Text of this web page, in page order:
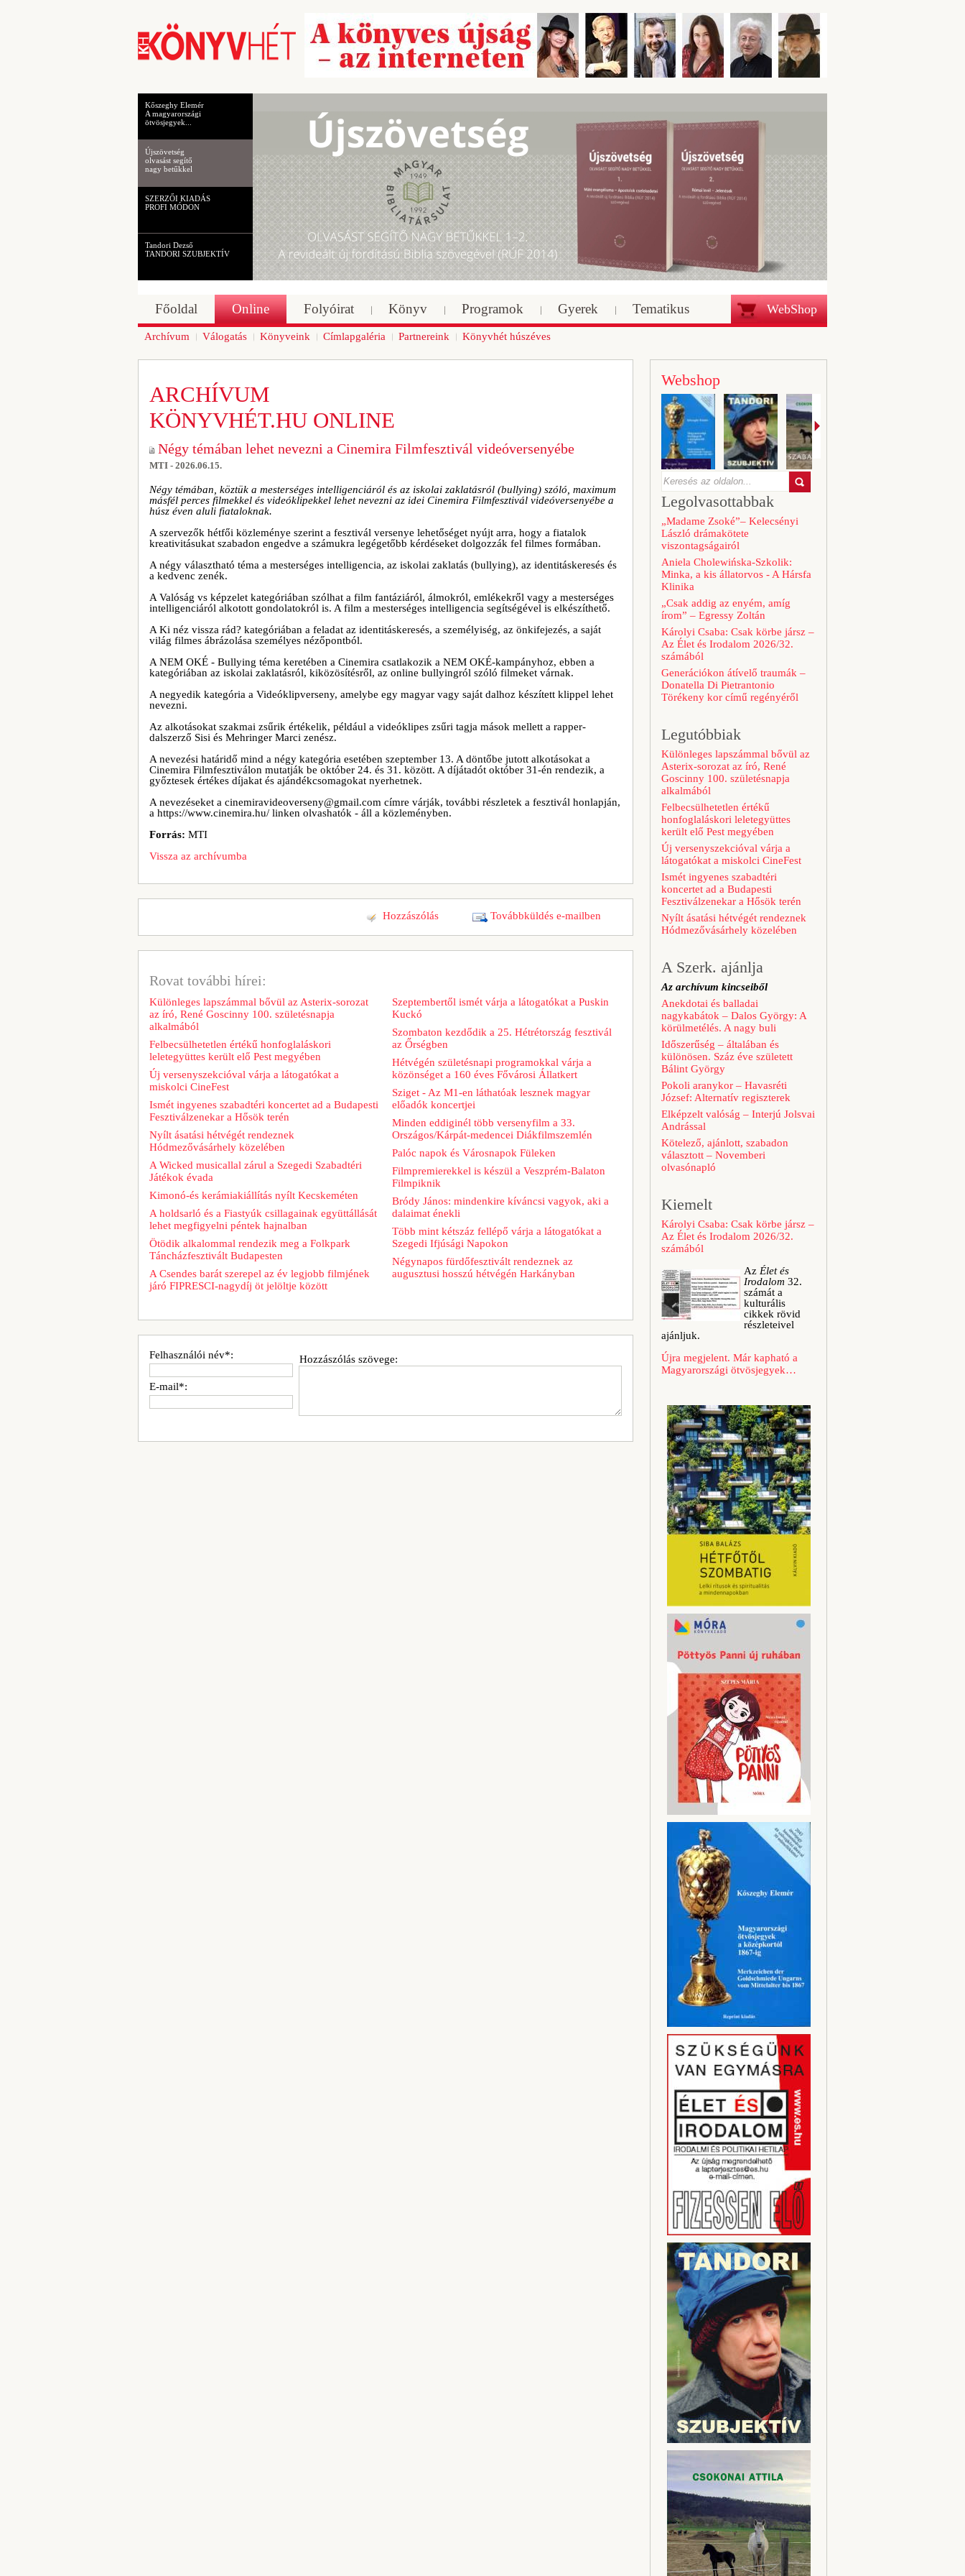
Kőszeghy Elemér
A magyarországi
ötvösjegyek...
Újszövetség
olvasást segítő
nagy betűkkel
SZERZŐI KIADÁS
PROFI MÓDON
Tandori Dezső
TANDORI SZUBJEKTÍV
WebShop
Főoldal Online Folyóirat Könyv Programok Gyerek Tematikus
Archívum Válogatás Könyveink Címlapgaléria Partnereink Könyvhét húszéves
ARCHÍVUM
KÖNYVHÉT.HU ONLINE
Négy témában lehet nevezni a Cinemira Filmfesztivál videóversenyébe
MTI - 2026.06.15.
Négy témában, köztük a mesterséges intelligenciáról és az iskolai zaklatásról (bullying) szóló, maximum
másfél perces filmekkel és videóklipekkel lehet nevezni az idei Cinemira Filmfesztivál videóversenyébe a
húsz éven aluli fiataloknak.
A szervezők hétfői közleménye szerint a fesztivál versenye lehetőséget nyújt arra, hogy a fiatalok
kreativitásukat szabadon engedve a számukra legégetőbb kérdéseket dolgozzák fel filmes formában.
A négy választható téma a mesterséges intelligencia, az iskolai zaklatás (bullying), az identitáskeresés és
a kedvenc zenék.
A Valóság vs képzelet kategóriában szólhat a film fantáziáról, álmokról, emlékekről vagy a mesterséges
intelligenciáról alkotott gondolatokról is. A film a mesterséges intelligencia segítségével is elkészíthető.
A Ki néz vissza rád? kategóriában a feladat az identitáskeresés, a személyiség, az önkifejezés, a saját
világ filmes ábrázolása személyes nézőpontból.
A NEM OKÉ - Bullying téma keretében a Cinemira csatlakozik a NEM OKÉ-kampányhoz, ebben a
kategóriában az iskolai zaklatásról, kiközösítésről, az online bullyingról szóló filmeket várnak.
A negyedik kategória a Videóklipverseny, amelybe egy magyar vagy saját dalhoz készített klippel lehet
nevezni.
Az alkotásokat szakmai zsűrik értékelik, például a videóklipes zsűri tagja mások mellett a rapper-
dalszerző Sisi és Mehringer Marci zenész.
A nevezési határidő mind a négy kategória esetében szeptember 13. A döntőbe jutott alkotásokat a
Cinemira Filmfesztiválon mutatják be október 24. és 31. között. A díjátadót október 31-én rendezik, a
győztesek értékes díjakat és ajándékcsomagokat nyerhetnek.
A nevezéseket a cinemiravideoverseny@gmail.com címre várják, további részletek a fesztivál honlapján,
a https://www.cinemira.hu/ linken olvashatók - áll a közleményben.
Forrás: MTI
Vissza az archívumba
Továbbküldés e-mailben
Hozzászólás
Rovat további hírei:
Különleges lapszámmal bővül az Asterix-sorozat
az író, René Goscinny 100. születésnapja
alkalmából
Felbecsülhetetlen értékű honfoglaláskori
leletegyüttes került elő Pest megyében
Új versenyszekcióval várja a látogatókat a
miskolci CineFest
Ismét ingyenes szabadtéri koncertet ad a Budapesti
Fesztiválzenekar a Hősök terén
Nyílt ásatási hétvégét rendeznek
Hódmezővásárhely közelében
A Wicked musicallal zárul a Szegedi Szabadtéri
Játékok évada
Kimonó-és kerámiakiállítás nyílt Kecskeméten
A holdsarló és a Fiastyúk csillagainak együttállását
lehet megfigyelni péntek hajnalban
Ötödik alkalommal rendezik meg a Folkpark
Táncházfesztivált Budapesten
A Csendes barát szerepel az év legjobb filmjének
járó FIPRESCI-nagydíj öt jelöltje között
Szeptembertől ismét várja a látogatókat a Puskin
Kuckó
Szombaton kezdődik a 25. Hétrétország fesztivál
az Őrségben
Hétvégén születésnapi programokkal várja a
közönséget a 160 éves Fővárosi Állatkert
Sziget - Az M1-en láthatóak lesznek magyar
előadók koncertjei
Minden eddiginél több versenyfilm a 33.
Országos/Kárpát-medencei Diákfilmszemlén
Palóc napok és Városnapok Füleken
Filmpremierekkel is készül a Veszprém-Balaton
Filmpiknik
Bródy János: mindenkire kíváncsi vagyok, aki a
dalaimat énekli
Több mint kétszáz fellépő várja a látogatókat a
Szegedi Ifjúsági Napokon
Négynapos fürdőfesztivált rendeznek az
augusztusi hosszú hétvégén Harkányban
Hozzászólás szövege:
Felhasználói név*:
E-mail*:
Webshop
Legolvasottabbak
„Madame Zsoké”– Kelecsényi
László drámakötete
viszontagságairól
Aniela Cholewińska-Szkolik:
Minka, a kis állatorvos - A Hársfa
Klinika
„Csak addig az enyém, amíg
írom” – Egressy Zoltán
Károlyi Csaba: Csak körbe jársz –
Az Élet és Irodalom 2026/32.
számából
Generációkon átívelő traumák –
Donatella Di Pietrantonio
Törékeny kor című regényéről
Legutóbbiak
Különleges lapszámmal bővül az
Asterix-sorozat az író, René
Goscinny 100. születésnapja
alkalmából
Felbecsülhetetlen értékű
honfoglaláskori leletegyüttes
került elő Pest megyében
Új versenyszekcióval várja a
látogatókat a miskolci CineFest
Ismét ingyenes szabadtéri
koncertet ad a Budapesti
Fesztiválzenekar a Hősök terén
Nyílt ásatási hétvégét rendeznek
Hódmezővásárhely közelében
A Szerk. ajánlja
Az archívum kincseiből
Anekdotai és balladai
nagykabátok – Dalos György: A
körülmetélés. A nagy buli
Időszerűség – általában és
különösen. Száz éve született
Bálint György
Pokoli aranykor – Havasréti
József: Alternatív regiszterek
Elképzelt valóság – Interjú Jolsvai
Andrással
Kötelező, ajánlott, szabadon
választott – Novemberi
olvasónapló
Kiemelt
Károlyi Csaba: Csak körbe jársz –
Az Élet és Irodalom 2026/32.
számából
Az Élet és
Irodalom 32.
számát a
kulturális
cikkek rövid
részleteivel
ajánljuk.
Újra megjelent. Már kapható a
Magyarországi ötvösjegyek…